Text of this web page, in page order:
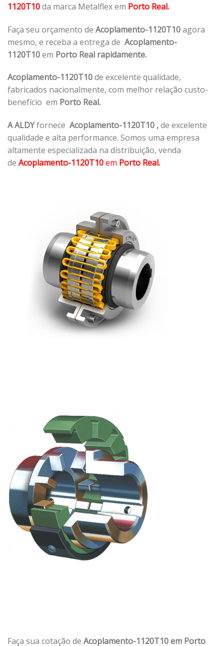
1120T10da marca Metalflex em Porto Real.
Faça seu orçamento de Acoplamento-1120T10agora
mesmo, e receba a entrega de Acoplamento-
1120T10em Porto Real rapidamente.
Acoplamento-1120T10de excelente qualidade,
fabricados nacionalmente, com melhor relação custo-
benefício em Porto Real.
A ALDYfornece Acoplamento-1120T10 ,de excelente
qualidade e alta performance. Somos uma empresa
altamente especializada na distribuição, venda
de Acoplamento-1120T10em Porto Real.
Faça sua cotação de Acoplamento-1120T10 em Porto